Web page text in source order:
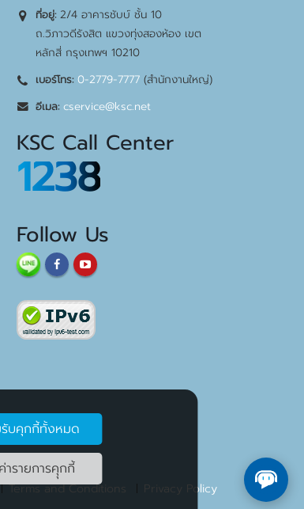
ที่อยู่:2/4 อาคารชับบ์ ชั้น 10
ถ.วิภาวดีรังสิต แขวงทุ่งสองห้อง เขต
หลักสี่ กรุงเทพฯ 10210
เบอร์โทร: 0-2779-7777(สำนักงานใหญ่)
อีเมล: cservice@ksc.net
KSC Call Center
1238
Follow Us
Terms and Conditions Privacy Policy
บคุกกี้ทั้งหมด
ารายการคุุกกี้